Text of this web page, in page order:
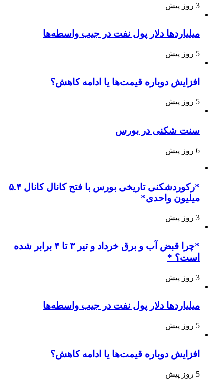
3 روز پیش
میلیاردها دلار پول نفت در جیب واسطه‌ها
5 روز پیش
افزایش دوباره قیمت‌ها یا ادامه کاهش؟
5 روز پیش
سنت شکنی در بورس
6 روز پیش
*رکوردشکنی تاریخی بورس با فتح کانال کانال ۵.۴
میلیون واحدی*
3 روز پیش
*چرا قبض آب و برق خرداد و تیر ۳ تا ۴ برابر شده
است؟ *
3 روز پیش
میلیاردها دلار پول نفت در جیب واسطه‌ها
5 روز پیش
افزایش دوباره قیمت‌ها یا ادامه کاهش؟
5 روز پیش